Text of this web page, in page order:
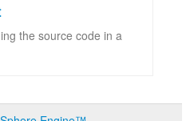
the source code in a